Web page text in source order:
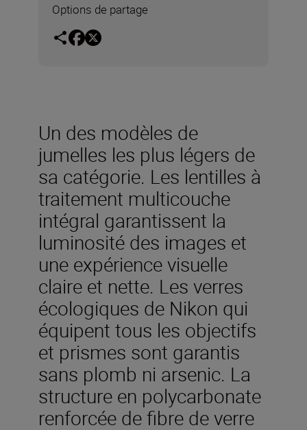
Options de partage
Un des modèles de
jumelles les plus légers de
sa catégorie. Les lentilles à
traitement multicouche
intégral garantissent la
luminosité des images et
une expérience visuelle
claire et nette. Les verres
écologiques de Nikon qui
équipent tous les objectifs
et prismes sont garantis
sans plomb ni arsenic. La
structure en polycarbonate
renforcée de fibre de verre